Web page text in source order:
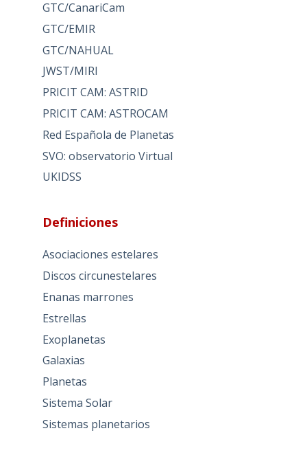
GTC/CanariCam
GTC/EMIR
GTC/NAHUAL
JWST/MIRI
PRICIT CAM: ASTRID
PRICIT CAM: ASTROCAM
Red Española de Planetas
SVO: observatorio Virtual
UKIDSS
Definiciones
Asociaciones estelares
Discos circunestelares
Enanas marrones
Estrellas
Exoplanetas
Galaxias
Planetas
Sistema Solar
Sistemas planetarios